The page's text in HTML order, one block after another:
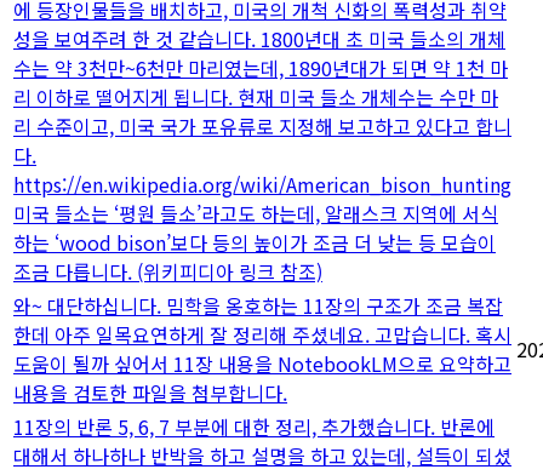
에 등장인물들을 배치하고, 미국의 개척 신화의 폭력성과 취약
성을 보여주려 한 것 같습니다. 1800년대 초 미국 들소의 개체
수는 약 3천만~6천만 마리였는데, 1890년대가 되면 약 1천 마
리 이하로 떨어지게 됩니다. 현재 미국 들소 개체수는 수만 마
리 수준이고, 미국 국가 포유류로 지정해 보고하고 있다고 합니
다.
https://en.wikipedia.org/wiki/American_bison_hunting
미국 들소는 ‘평원 들소’라고도 하는데, 알래스크 지역에 서식
하는 ‘wood bison’보다 등의 높이가 조금 더 낮는 등 모습이
조금 다릅니다. (위키피디아 링크 참조)
와~ 대단하십니다. 밈학을 옹호하는 11장의 구조가 조금 복잡
한데 아주 일목요연하게 잘 정리해 주셨네요. 고맙습니다. 혹시
도움이 될까 싶어서 11장 내용을 NotebookLM으로 요약하고
내용을 검토한 파일을 첨부합니다.
11장의 반론 5, 6, 7 부분에 대한 정리, 추가했습니다. 반론에
대해서 하나하나 반박을 하고 설명을 하고 있는데, 설득이 되셨